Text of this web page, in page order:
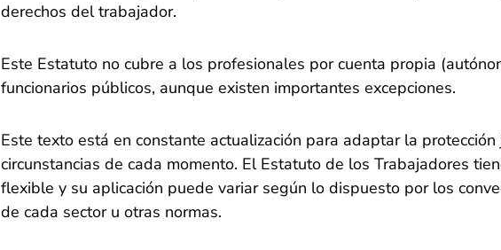
derechos del trabajador.
Este Estatuto no cubre a los profesionales por cuenta propia
funcionarios públicos, aunque existen importantes excepciones.
Este texto está en constante actualización para adaptar la protección
circunstancias de cada momento. El Estatuto de los Trabajadores
flexible y su aplicación puede variar según lo dispuesto por los
de cada sector u otras normas.